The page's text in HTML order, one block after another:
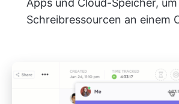
Apps und Cloud-Speicher,
Schreibressourcen an einem